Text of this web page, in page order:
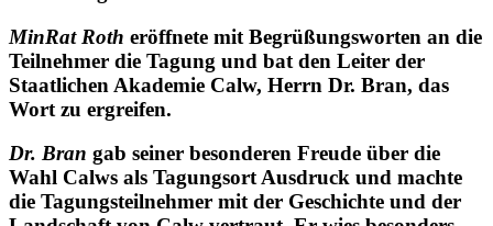
MinRat Rotheröffnete mit Begrüßungsworten an die
Teilnehmer die Tagung und bat den Leiter der
Staatlichen Akademie Calw, Herrn Dr. Bran, das
Wort zu ergreifen.
Dr. Brangab seiner besonderen Freude über die
Wahl Calws als Tagungsort Ausdruck und machte